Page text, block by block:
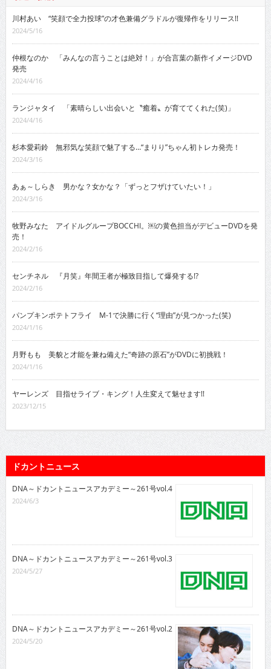
川村あい “笑顔で全力投球”の才色兼備グラドルが復帰作をリリース!!
2024/5/16
仲根なのか 「みんなの言うことは絶対！」が合言葉の新作イメージDVD
発売
2024/4/16
ランジャタイ 「素晴らしい出会いと〝癒着〟が育ててくれた(笑)」
2024/4/16
杉本愛莉鈴 無邪気な笑顔で魅了する…“まりり”ちゃん初トレカ発売！
2024/3/16
あぁ～しらき 男かな？女かな？「ずっとフザけていたい！」
2024/3/16
牧野みなた アイドルグループBOCCHI。￼の黄色担当がデビューDVDを発
売！
2024/2/16
センチネル 『月笑』年間王者が極致目指して爆発する!?
2024/2/16
パンプキンポテトフライ M-1で決勝に行く“理由”が見つかった(笑)
2024/1/16
月野もも 美貌と才能を兼ね備えた“奇跡の原石”がDVDに初挑戦！
2024/1/16
ヤーレンズ 目指せライブ・キング！人生変えて魅せます!!
2023/12/15
ドカントニュース
DNA～ドカントニュースアカデミー～261号vol.4
2024/6/3
DNA～ドカントニュースアカデミー～261号vol.3
2024/5/27
DNA～ドカントニュースアカデミー～261号vol.2
2024/5/20